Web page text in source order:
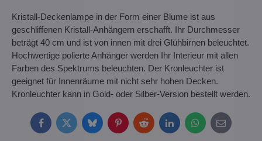
Kristall-Deckenlampe in der Form einer Blume ist aus
geschliffenen Kristall-Anhängern erschafft. Ihr Durchmesser
beträgt 40 cm und ist von innen mit drei Glühbirnen beleuchtet.
Hochwertige polierte Anhänger werden Ihr Interieur mit allen
Farben des Spektrums beleuchten. Der Kronleuchter ist
geeignet für Innenräume mit nicht sehr hohen Decken.
Kronleuchter kann in Gold- oder Silber-Version bestellt werden.
FacebookTwitterBlueskyPinterestRedditLinkedInWhatsApp
E-
mail